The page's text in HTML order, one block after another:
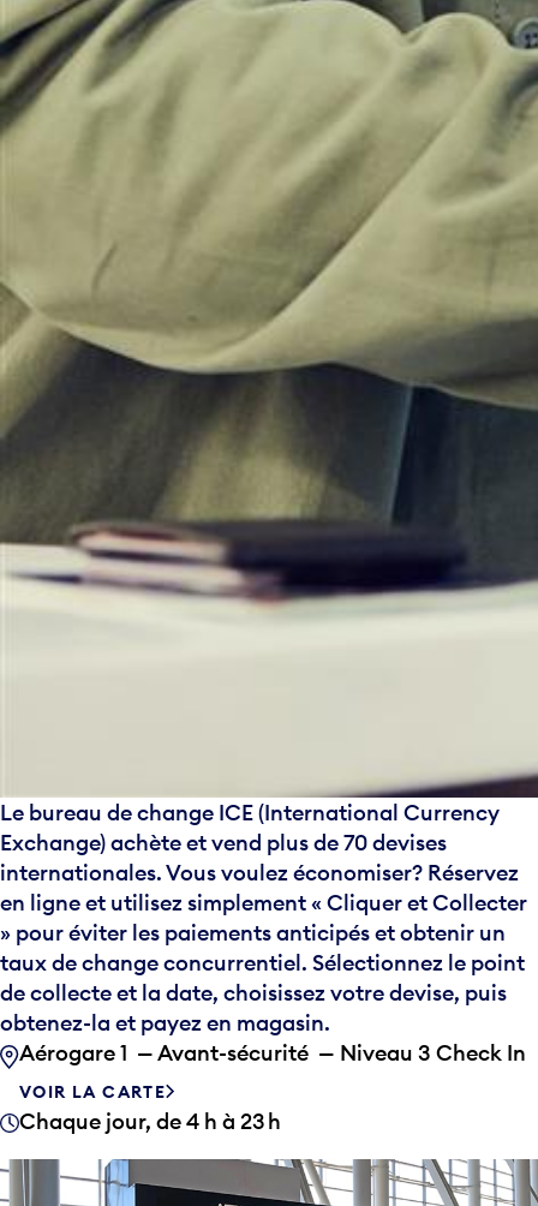
Le bureau de change ICE (International Currency
Exchange) achète et vend plus de 70 devises
internationales. Vous voulez économiser? Réservez
en ligne et utilisez simplement « Cliquer et Collecter
» pour éviter les paiements anticipés et obtenir un
taux de change concurrentiel. Sélectionnez le point
de collecte et la date, choisissez votre devise, puis
obtenez-la et payez en magasin.
Aérogare 1 — Avant-sécurité — Niveau 3 Check In
VOIR LA CARTE
Chaque jour, de 4 h à 23 h